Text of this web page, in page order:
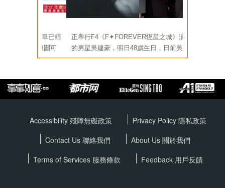
Accessibility 殘障無礙政策 Privacy Policy 隱私政策
Contact Us 聯絡我們
About Us 關於我們
Terms of Services 服務條款 Feedback 用戶反饋